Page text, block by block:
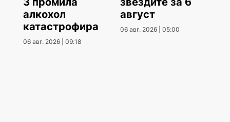
алкохол
катастрофира
06 авг. 2026 | 09:18
август
06 авг. 2026 | 05:00